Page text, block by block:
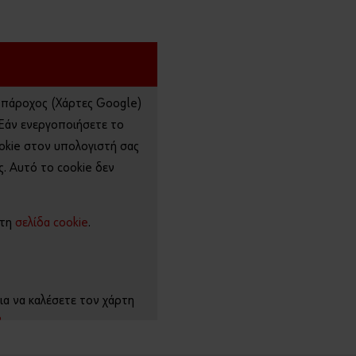
εγγραφεί
Εγγραφείτε
τώρα
ακολουθώντ
του eshop!
πάροχος (Χάρτες Google)
ενεργοποιήσετε το
στον υπολογιστή σας
Αυτό το cookie δεν
σελίδα cookie.
να καλέσετε τον χάρτη